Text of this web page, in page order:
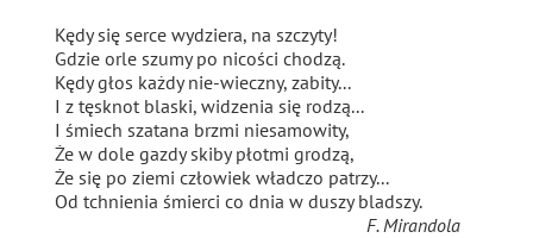
Kędy się serce wydziera, na szczyty!
Gdzie orle szumy po nicości chodzą.
Kędy głos każdy nie-wieczny, zabity...
I z tęsknot blaski, widzenia się rodzą...
I śmiech szatana brzmi niesamowity,
Że w dole gazdyskiby płotmi grodzą,
Że się po ziemi człowiek władczo patrzy...
Od tchnienia śmierci co dnia w duszy bladszy.
F. Mirandola